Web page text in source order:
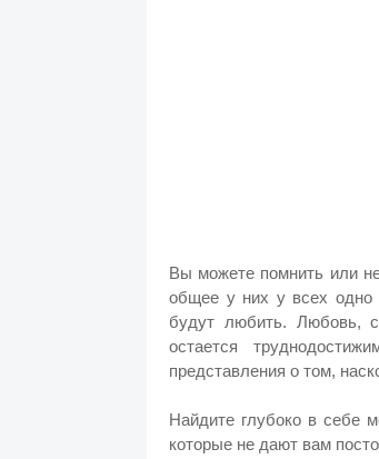
Вы можете помнить или
общее у них у всех одно
будут любить. Любовь,
остается
представления о том,
Найдите глубоко в себе
которые не дают вам